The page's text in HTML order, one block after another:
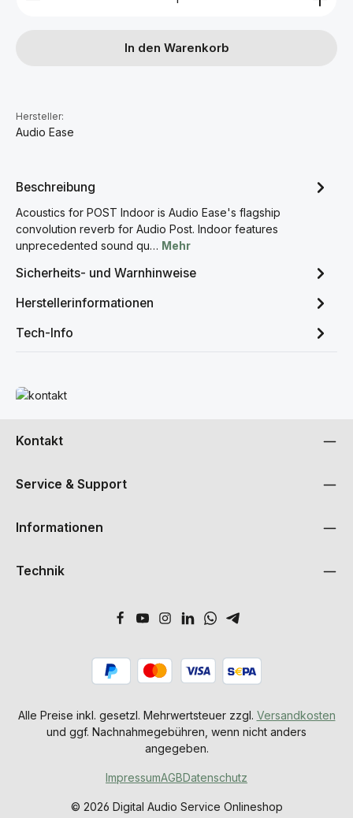
In den Warenkorb
Hersteller:
Audio Ease
Beschreibung
Acoustics for POST Indoor is Audio Ease's flagship
convolution reverb for Audio Post. Indoor features
unprecedented sound qu… Mehr
Sicherheits- und Warnhinweise
Herstellerinformationen
Tech-Info
Mehr erfahren
Kontakt
Service & Support
Informationen
Technik
Alle Preise inkl. gesetzl. Mehrwertsteuer zzgl. Versandkosten
und ggf. Nachnahmegebühren, wenn nicht anders
angegeben.
© 2026 Digital Audio Service Onlineshop
ImpressumAGBDatenschutz